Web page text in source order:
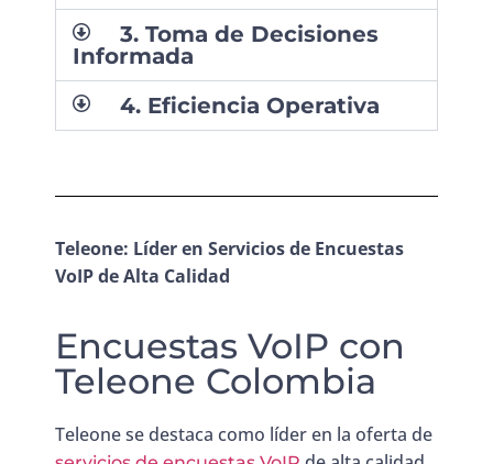
3. Toma de Decisiones
Informada
4. Eficiencia Operativa
Teleone: Líder en Servicios de Encuestas
VoIP de Alta Calidad
Encuestas VoIP con
Teleone Colombia
Teleone se destaca como líder en la oferta de